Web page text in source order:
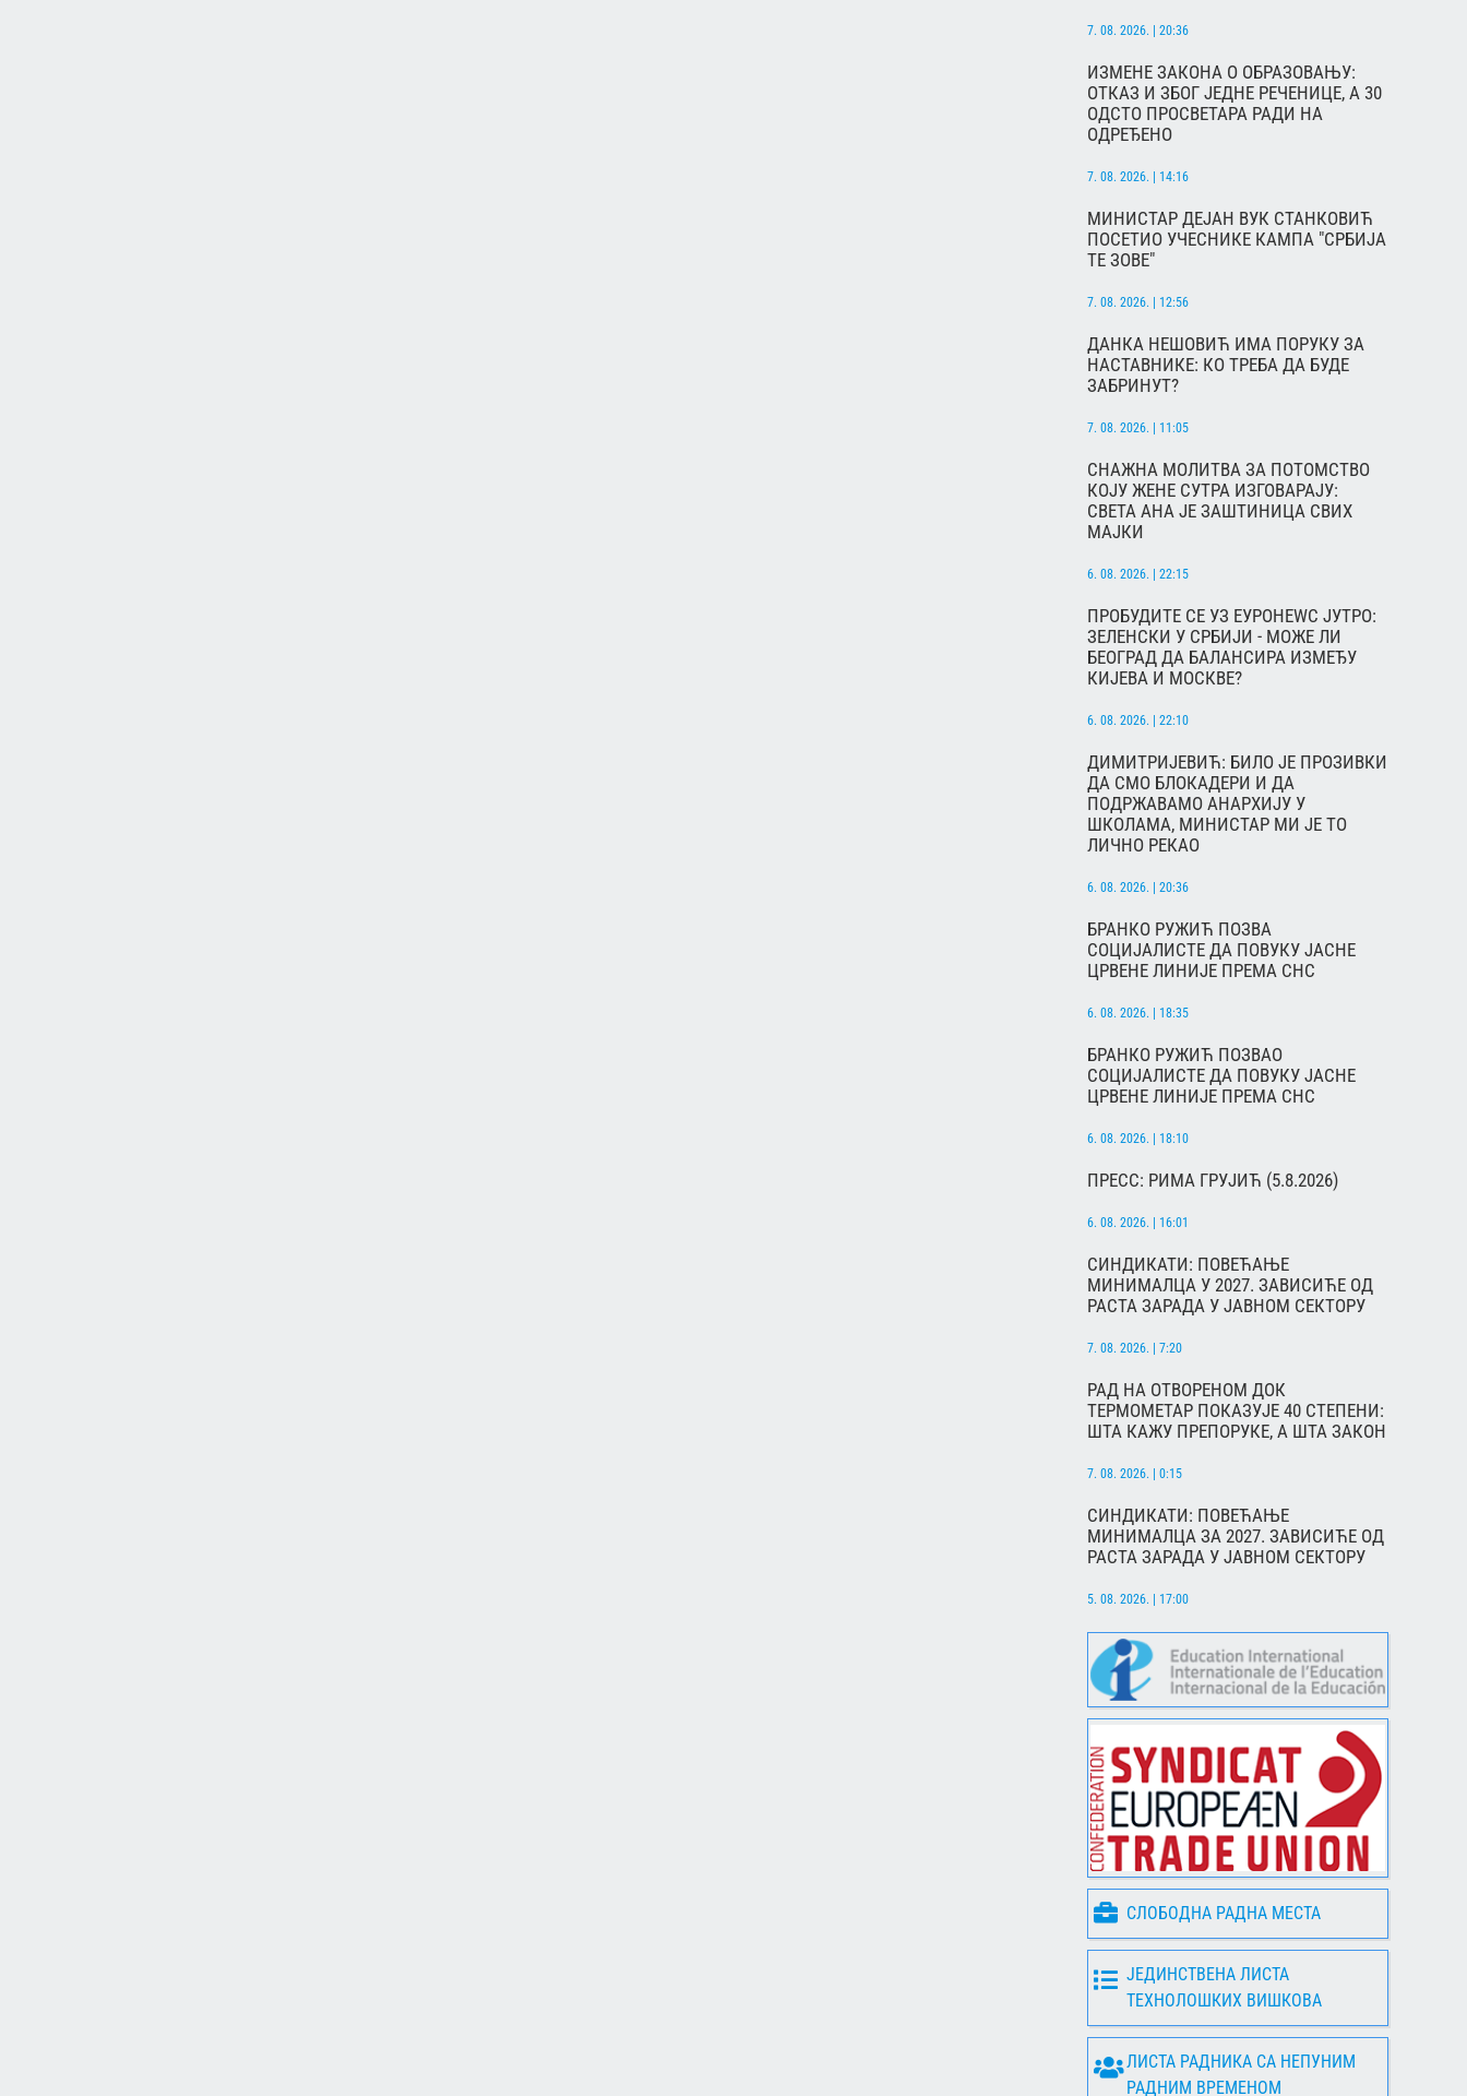
7. 08. 2026. | 20:36
ИЗМЕНЕ ЗАКОНА О ОБРАЗОВАЊУ:
ОТКАЗ И ЗБОГ ЈЕДНЕ РЕЧЕНИЦЕ, А 30
ОДСТО ПРОСВЕТАРА РАДИ НА
ОДРЕЂЕНО
7. 08. 2026. | 14:16
МИНИСТАР ДЕЈАН ВУК СТАНКОВИЋ
ПОСЕТИО УЧЕСНИКЕ КАМПА "СРБИЈА
ТЕ ЗОВЕ"
7. 08. 2026. | 12:56
ДАНКА НЕШОВИЋ ИМА ПОРУКУ ЗА
НАСТАВНИКЕ: КО ТРЕБА ДА БУДЕ
ЗАБРИНУТ?
7. 08. 2026. | 11:05
СНАЖНА МОЛИТВА ЗА ПОТОМСТВО
КОЈУ ЖЕНЕ СУТРА ИЗГОВАРАЈУ:
СВЕТА АНА ЈЕ ЗАШТИНИЦА СВИХ
МАЈКИ
6. 08. 2026. | 22:15
ПРОБУДИТЕ СЕ УЗ ЕУРОНЕWС ЈУТРО:
ЗЕЛЕНСКИ У СРБИЈИ - МОЖЕ ЛИ
БЕОГРАД ДА БАЛАНСИРА ИЗМЕЂУ
КИЈЕВА И МОСКВЕ?
6. 08. 2026. | 22:10
ДИМИТРИЈЕВИЋ: БИЛО ЈЕ ПРОЗИВКИ
ДА СМО БЛОКАДЕРИ И ДА
ПОДРЖАВАМО АНАРХИЈУ У
ШКОЛАМА, МИНИСТАР МИ ЈЕ ТО
ЛИЧНО РЕКАО
6. 08. 2026. | 20:36
БРАНКО РУЖИЋ ПОЗВА
СОЦИЈАЛИСТЕ ДА ПОВУКУ ЈАСНЕ
ЦРВЕНЕ ЛИНИЈЕ ПРЕМА СНС
6. 08. 2026. | 18:35
БРАНКО РУЖИЋ ПОЗВАО
СОЦИЈАЛИСТЕ ДА ПОВУКУ ЈАСНЕ
ЦРВЕНЕ ЛИНИЈЕ ПРЕМА СНС
6. 08. 2026. | 18:10
ПРЕСС: РИМА ГРУЈИЋ (5.8.2026)
6. 08. 2026. | 16:01
СИНДИКАТИ: ПОВЕЋАЊЕ
МИНИМАЛЦА У 2027. ЗАВИСИЋЕ ОД
РАСТА ЗАРАДА У ЈАВНОМ СЕКТОРУ
7. 08. 2026. | 7:20
РАД НА ОТВОРЕНОМ ДОК
ТЕРМОМЕТАР ПОКАЗУЈЕ 40 СТЕПЕНИ:
ШТА КАЖУ ПРЕПОРУКЕ, А ШТА ЗАКОН
7. 08. 2026. | 0:15
СИНДИКАТИ: ПОВЕЋАЊЕ
МИНИМАЛЦА ЗА 2027. ЗАВИСИЋЕ ОД
РАСТА ЗАРАДА У ЈАВНОМ СЕКТОРУ
5. 08. 2026. | 17:00
СЛОБОДНА РАДНА МЕСТА
ЈЕДИНСТВЕНА ЛИСТА
ТЕХНОЛОШКИХ ВИШКОВА
ЛИСТА РАДНИКА СА НЕПУНИМ
РАДНИМ ВРЕМЕНОМ